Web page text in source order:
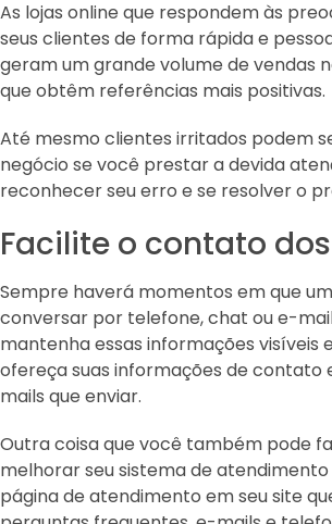
As lojas online que respondem às
seus clientes de forma rápida e
geram um grande volume de vendas
que obtêm referências mais positivas.
Até mesmo clientes irritados podem
negócio se você prestar a devida
reconhecer seu erro e se resolver o
Facilite o contato
Sempre haverá momentos em que
conversar por telefone, chat ou e-
mantenha essas informações visíveis
ofereça suas informações de contato
mails que enviar.
Outra coisa que você também pode
melhorar seu sistema de
página de atendimento em seu site